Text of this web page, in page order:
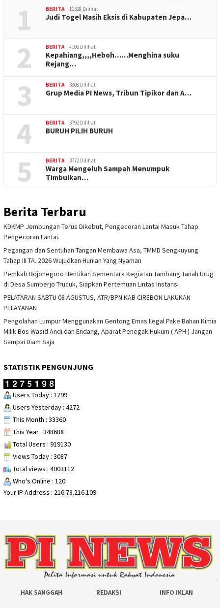
1 BERITA 10328 Dilihat
Judi Togel Masih Eksis di Kabupaten Jepa…
2 BERITA 4106 Dilihat
Kepahiang,,,,Heboh……Menghina suku
Rejang…
3 BERITA 3808 Dilihat
Grup Media PI News, Tribun Tipikor dan A…
4 BERITA 3792 Dilihat
BURUH PILIH BURUH
5 BERITA 3772 Dilihat
Warga Mengeluh Sampah Menumpuk
Timbulkan…
Berita Terbaru
KDKMP Jembungan Terus Dikebut, Pengecoran Lantai Masuk Tahap
Pengecoran Lantai.
Pegangan dan Sentuhan Tangan Membawa Asa, TMMD Sengkuyung
Tahap III TA. 2026 Wujudkan Hunian Yang Nyaman
Pemkab Bojonegoro Hentikan Sementara Kegiatan Tambang Tanah Urug
di Desa Sumberjo Trucuk, Siapkan Pertemuan Lintas Instansi
PELATARAN SABTU 08 AGUSTUS, ATR/BPN KAB CIREBON LAKUKAN
PELAYANAN
Pengolahan Lumpur Menggunakan Gentong Emas Ilegal Pake Bahan Kimia
Milik Bos Wasid Andi dan Endang, Aparat Penegak Hukum ( APH ) Jangan
Sampai Diam Saja
STATISTIK PENGUNJUNG
Users Today : 1799
Users Yesterday : 4272
This Month : 33360
This Year : 348688
Total Users : 919130
Views Today : 3087
Total views : 4003112
Who's Online : 120
Your IP Address : 216.73.216.109
HAK SANGGAH REDAKSI INFO IKLAN